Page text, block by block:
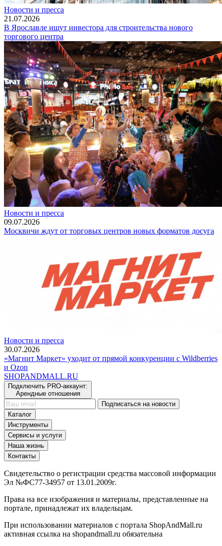
Новости и пресса
21.07.2026
В Ярославле ищут инвестора для строительства нового
торгового центра
Новости и пресса
09.07.2026
Москвичи ждут от торговых центров новых форматов досуга
Новости и пресса
30.07.2026
«Магнит Маркет» уходит от прямой конкуренции с Wildberries
и Ozon
SHOPANDMALL.RU
Подключить PRO-аккаунт:
Арендные отношения
Подписаться на новости
Каталог
Инструменты
Сервисы и услуги
Наша жизнь
Контакты
Свидетельство о регистрации средства массовой информации
Эл №ФС77-34957 от 13.01.2009г.
Права на все изображения и материалы, представленные на
портале, принадлежат их владельцам.
При использовании материалов с портала ShopAndMall.ru
активная ссылка на shopandmall.ru обязательна